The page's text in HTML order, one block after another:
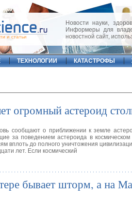
и статьи
Новости науки,
Информеры для
новостной сайт,
ТЕХНОЛОГИИ КАТАСТРОФЫ
огромный астероид
сообщают о приближении к земле
за поведением астероида в космическом
вплоть до полного уничтожения
лет. Если космический
бывает шторм, а на